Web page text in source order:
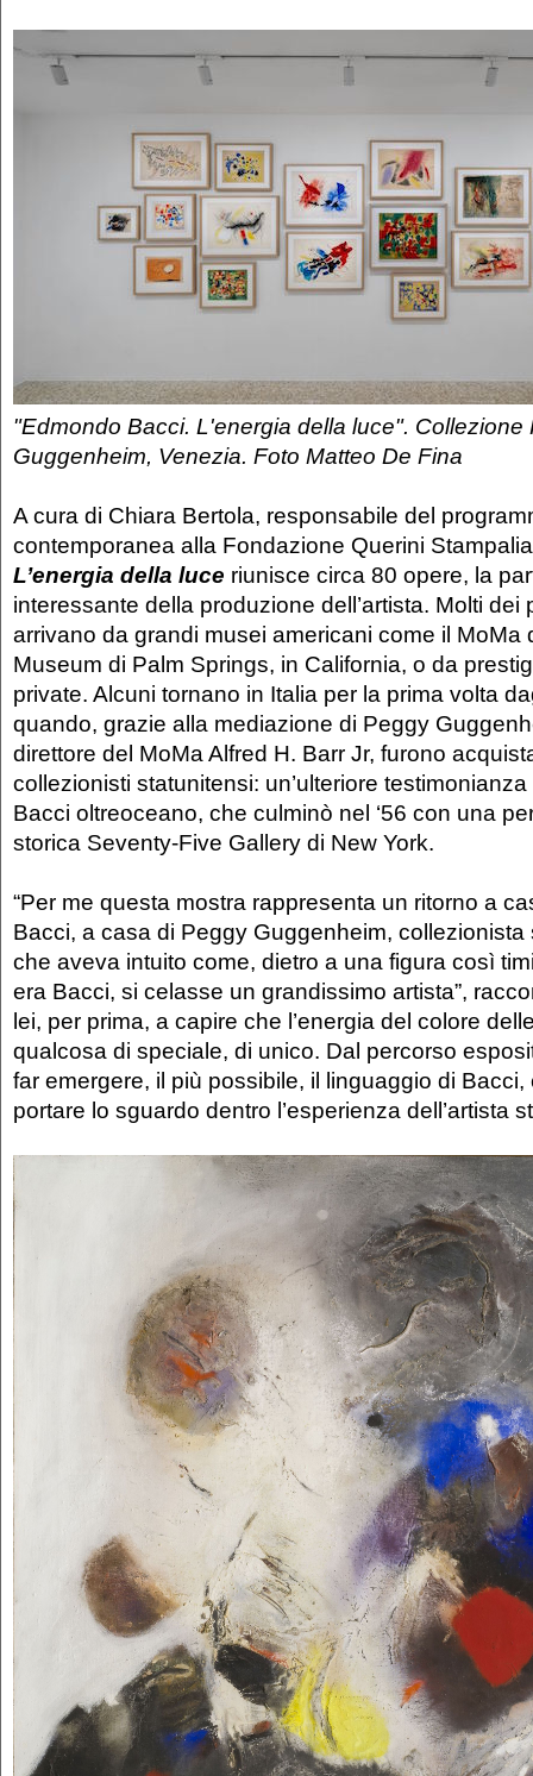
"Edmondo Bacci. L'energia della luce". Collezione
Guggenheim, Venezia. Foto Matteo De Fina
A cura di Chiara Bertola, responsabile del
contemporanea alla Fondazione Querini
L’energia della luce riunisce circa 80 opere, la
interessante della produzione dell’artista. Molti dei
arrivano da grandi musei americani come il MoMa
Museum di Palm Springs, in California, o da
private. Alcuni tornano in Italia per la prima volta
quando, grazie alla mediazione di Peggy
direttore del MoMa Alfred H. Barr Jr, furono
collezionisti statunitensi: un’ulteriore
Bacci oltreoceano, che culminò nel ‘56 con una
storica Seventy-Five Gallery di New York.
“Per me questa mostra rappresenta un ritorno a
Bacci, a casa di Peggy Guggenheim, collezionista
che aveva intuito come, dietro a una figura così
era Bacci, si celasse un grandissimo artista”,
lei, per prima, a capire che l’energia del colore
qualcosa di speciale, di unico. Dal percorso
far emergere, il più possibile, il linguaggio di
portare lo sguardo dentro l’esperienza dell’artista